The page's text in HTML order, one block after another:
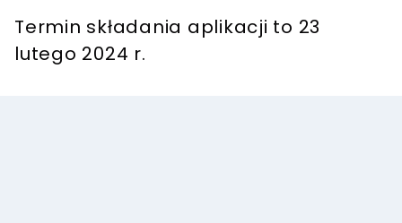
Termin składania aplikacji to 23
lutego 2024 r.